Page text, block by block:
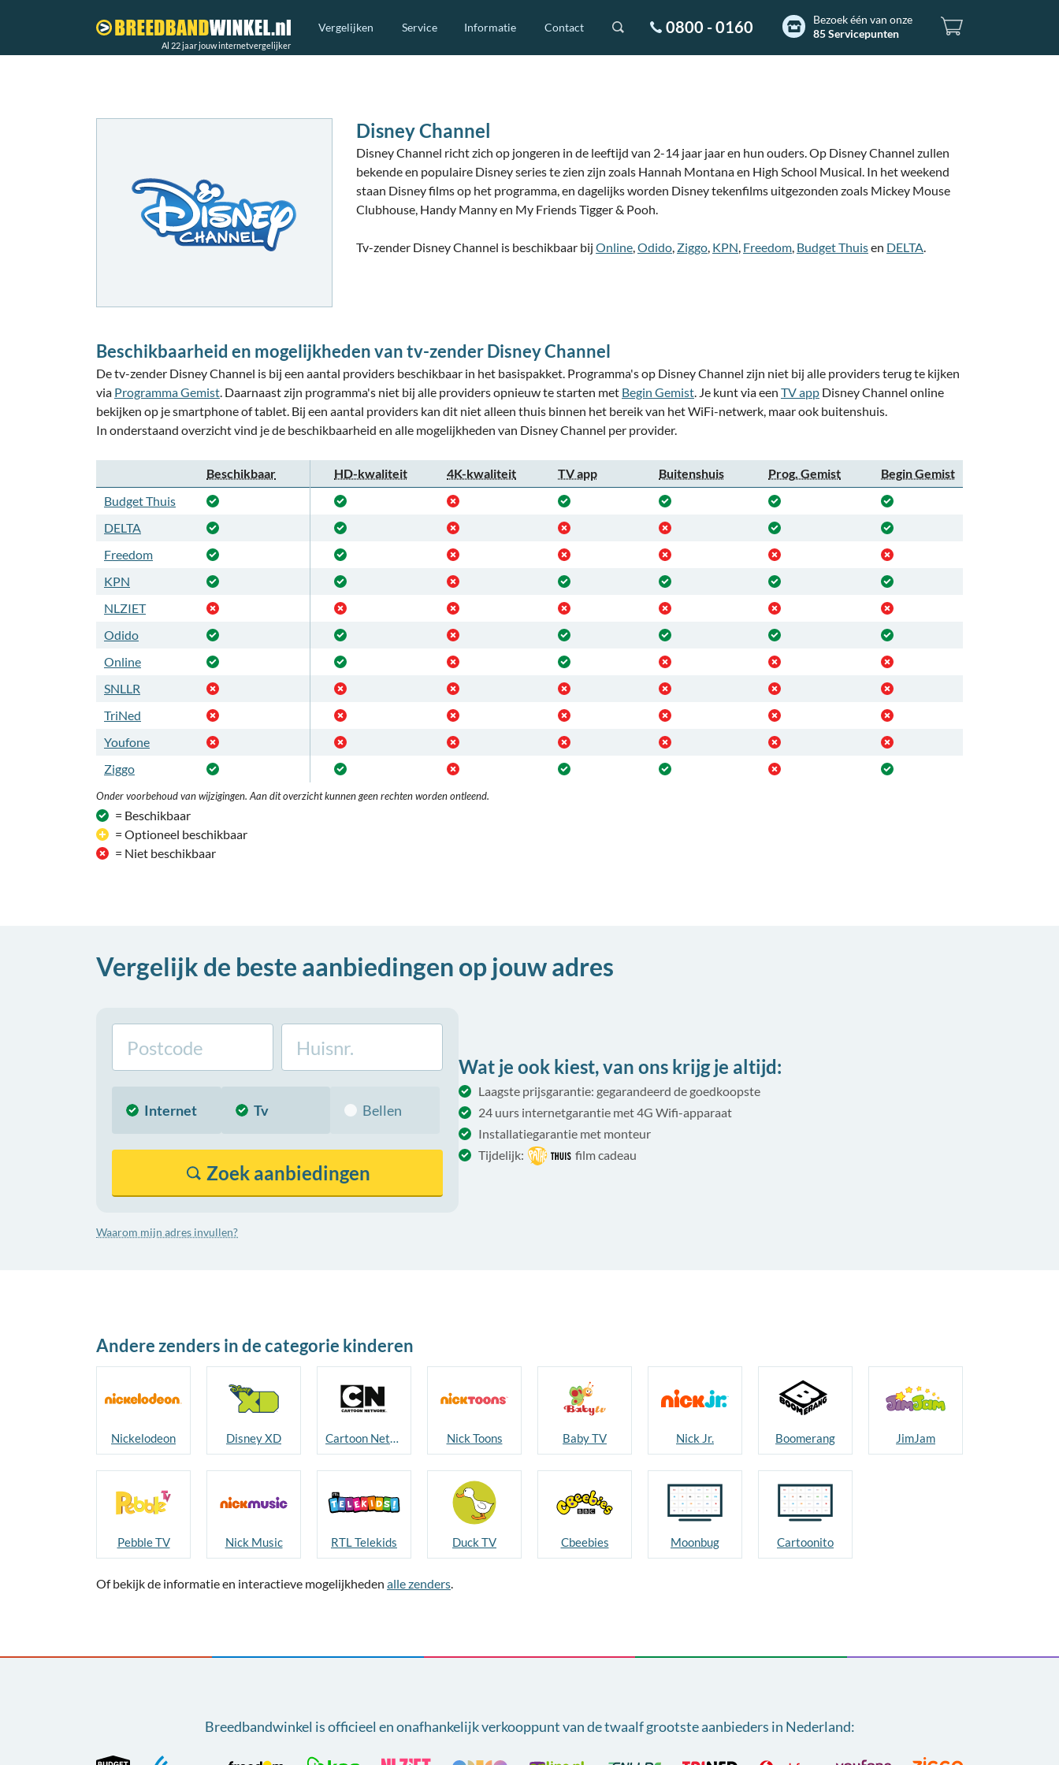
Al 22 jaar jouw internetvergelijker
Vergelijken Service Informatie Contact 0800 - 0160
Bezoek één van onze
85 Servicepunten
Disney Channel
Disney Channel richt zich op jongeren in de leeftijd van 2-14 jaar jaar en hun ouders. Op Disney Channel zullen
bekende en populaire Disney series te zien zijn zoals Hannah Montana en High School Musical. In het weekend
staan Disney films op het programma, en dagelijks worden Disney tekenfilms uitgezonden zoals Mickey Mouse
Clubhouse, Handy Manny en My Friends Tigger & Pooh.
Tv-zender Disney Channel is beschikbaar bij Online,Odido, Ziggo, KPN, Freedom, Budget Thuisen DELTA.
Beschikbaarheid en mogelijkheden van tv-zender Disney Channel
De tv-zender Disney Channel is bij een aantal providers beschikbaar in het basispakket. Programma's op Disney Channel zijn niet bij alle providers terug te kijken
via Programma Gemist. Daarnaast zijn programma's niet bij alle providers opnieuw te starten met Begin Gemist. Je kunt via een TV app Disney Channel online
bekijken op je smartphone of tablet. Bij een aantal providers kan dit niet alleen thuis binnen het bereik van het WiFi-netwerk, maar ook buitenshuis.
In onderstaand overzicht vind je de beschikbaarheid en alle mogelijkheden van Disney Channel per provider.
Beschikbaar HD-kwaliteit 4K-kwaliteit TV app Buitenshuis Prog. Gemist
Begin Gemist
Budget Thuis
DELTA
Freedom
KPN
NLZIET
Odido
Online
SNLLR
TriNed
Youfone
Ziggo
Onder voorbehoud van wijzigingen. Aan dit overzicht kunnen geen rechten worden ontleend.
= Beschikbaar
= Optioneel beschikbaar
= Niet beschikbaar
Vergelijk de beste aanbiedingen op jouw adres
Internet Tv Bellen
Zoek aanbiedingen
Waarom mijn adres invullen?
Wat je ook kiest, van ons krijg je altijd:
Laagste prijsgarantie: gegarandeerd de goedkoopste
24 uurs internetgarantie met 4G Wifi-apparaat
Installatiegarantie met monteur
Tijdelijk:
film cadeau
Andere zenders in de categorie kinderen
Nickelodeon Disney XD Cartoon Network Nick Toons Baby TV Nick Jr. Boomerang JimJam
Pebble TV Nick Music RTL Telekids Duck TV Cbeebies Moonbug Cartoonito
Of bekijk de informatie en interactieve mogelijkheden alle zenders.
Breedbandwinkel is officieel en onafhankelijk verkooppunt vande twaalf grootste aanbieders in Nederland: